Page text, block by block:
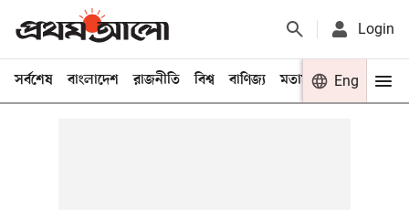
Login
সর্বশেষ বাংলাদেশ রাজনীতি বিশ্ব বাণিজ্য মতামত খেলা
Eng